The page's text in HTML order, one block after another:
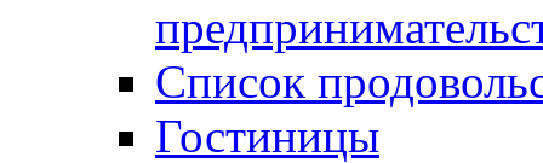
Список
Гостиницы